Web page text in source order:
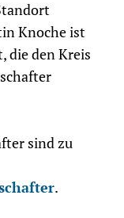
Knoche ist
die den Kreis
sind zu
.